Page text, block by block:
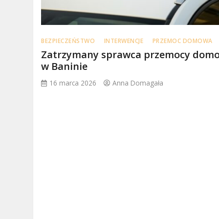
BEZPIECZEŃSTWO INTERWENCJE PRZEMOC DOMOWA
Zatrzymany sprawca przemocy
w Baninie
16 marca 2026 Anna Domagała